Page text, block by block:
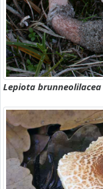
Lepiota brunneolilacea